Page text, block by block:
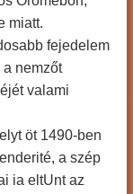
miatt.
fejedelem
a nemzőt
valami
öt 1490-ben
a szép
ia eltUnt az